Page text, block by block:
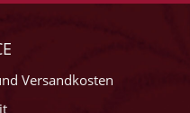
Versandkosten